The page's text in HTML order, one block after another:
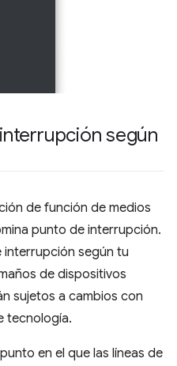
según
de función de medios
punto de interrupción.
interrupción según tu
de dispositivos
sujetos a cambios con
tecnología.
en el que las líneas de